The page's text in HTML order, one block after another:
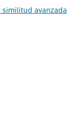
avanzada